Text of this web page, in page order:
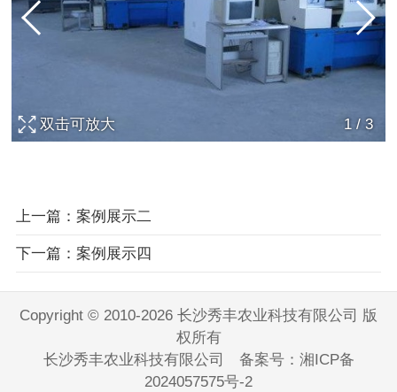
1/ 3
双击可放大
上一篇：案例展示二
下一篇：案例展示四
Copyright © 2010-2026 长沙秀丰农业科技有限公司 版
权所有
长沙秀丰农业科技有限公司 备案号： 湘ICP备
2024057575号-2